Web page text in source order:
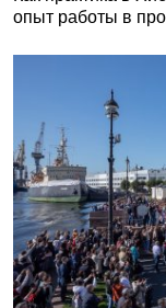
опыт работы в